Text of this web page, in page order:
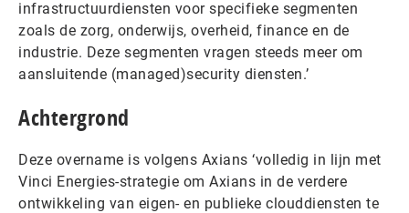
infrastructuurdiensten voor specifieke segmenten
zoals de zorg, onderwijs, overheid, finance en de
industrie. Deze segmenten vragen steeds meer om
aansluitende (managed)security diensten.’
Achtergrond
Deze overname is volgens Axians ‘volledig in lijn met
Vinci Energies-strategie om Axians in de verdere
ontwikkeling van eigen- en publieke clouddiensten te